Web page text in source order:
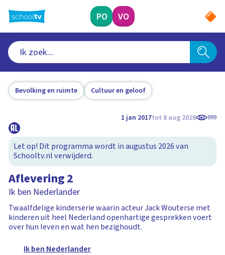
naar
hoofdinhoud
PO VO
Bevolking en ruimte Cultuur en geloof
1 jan 2017tot 8 aug 2026 999
Let op! Dit programma wordt in augustus 2026 van
Schooltv.nl verwijderd.
Aflevering 2
Ik ben Nederlander
Twaalfdelige kinderserie waarin acteur Jack Wouterse met
kinderen uit heel Nederland openhartige gesprekken voert
over hun leven en wat hen bezighoudt.
Ik ben Nederlander